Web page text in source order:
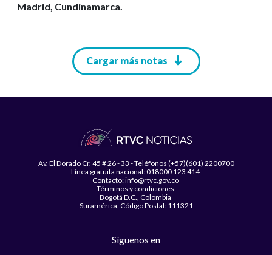
Madrid, Cundinamarca.
Cargar más notas
Av. El Dorado Cr. 45 # 26 - 33 - Teléfonos (+57)(601) 2200700
Línea gratuita nacional: 018000 123 414
Contacto: info@rtvc.gov.co
Términos y condiciones
Bogotá D.C., Colombia
Suramérica, Código Postal: 111321
Síguenos en